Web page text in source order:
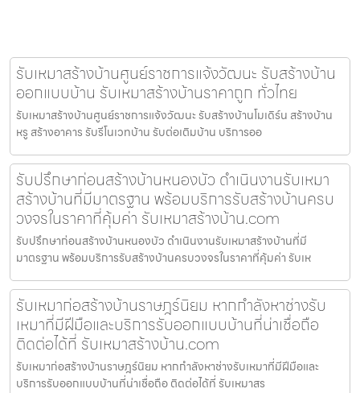
รับเหมาสร้างบ้านศูนย์ราชการแจ้งวัฒนะ รับสร้างบ้าน
ออกแบบบ้าน รับเหมาสร้างบ้านราคาถูก ทั่วไทย
รับเหมาสร้างบ้านศูนย์ราชการแจ้งวัฒนะ รับสร้างบ้านโมเดิร์น สร้างบ้าน
หรู สร้างอาคาร รับรีโนเวทบ้าน รับต่อเติมบ้าน บริการออ
รับปรึกษาก่อนสร้างบ้านหนองบัว ดำเนินงานรับเหมา
สร้างบ้านที่มีมาตรฐาน พร้อมบริการรับสร้างบ้านครบ
วงจรในราคาที่คุ้มค่า รับเหมาสร้างบ้าน.com
รับปรึกษาก่อนสร้างบ้านหนองบัว ดำเนินงานรับเหมาสร้างบ้านที่มี
มาตรฐาน พร้อมบริการรับสร้างบ้านครบวงจรในราคาที่คุ้มค่า รับเห
รับเหมาก่อสร้างบ้านราษฎร์นิยม หากกำลังหาช่างรับ
เหมาที่มีฝีมือและบริการรับออกแบบบ้านที่น่าเชื่อถือ
ติดต่อได้ที่ รับเหมาสร้างบ้าน.com
รับเหมาก่อสร้างบ้านราษฎร์นิยม หากกำลังหาช่างรับเหมาที่มีฝีมือและ
บริการรับออกแบบบ้านที่น่าเชื่อถือ ติดต่อได้ที่ รับเหมาสร